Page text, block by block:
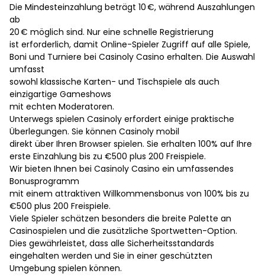
Die Mindesteinzahlung beträgt 10 €, während Auszahlungen
ab
20 € möglich sind. Nur eine schnelle Registrierung
ist erforderlich, damit Online-Spieler Zugriff auf alle Spiele,
Boni und Turniere bei Casinoly Casino erhalten. Die Auswahl
umfasst
sowohl klassische Karten- und Tischspiele als auch
einzigartige Gameshows
mit echten Moderatoren.
Unterwegs spielen Casinoly erfordert einige praktische
Überlegungen. Sie können Casinoly mobil
direkt über Ihren Browser spielen. Sie erhalten 100% auf Ihre
erste Einzahlung bis zu €500 plus 200 Freispiele.
Wir bieten Ihnen bei Casinoly Casino ein umfassendes
Bonusprogramm
mit einem attraktiven Willkommensbonus von 100% bis zu
€500 plus 200 Freispiele.
Viele Spieler schätzen besonders die breite Palette an
Casinospielen und die zusätzliche Sportwetten-Option.
Dies gewährleistet, dass alle Sicherheitsstandards
eingehalten werden und Sie in einer geschützten
Umgebung spielen können.